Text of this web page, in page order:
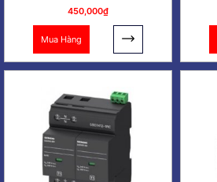
450,000₫
Mua Hàng